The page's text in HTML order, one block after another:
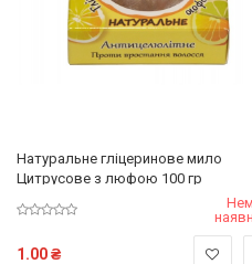
Натуральне гліцеринове мило
Цитрусове з люфою 100 гр
1.00₴